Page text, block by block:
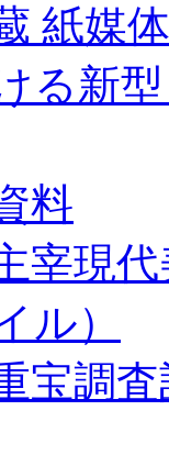
紙媒
る新
料
宰現
ル）
宝調